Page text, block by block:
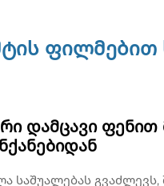
დამცავი ფენით
გვაძლევს,